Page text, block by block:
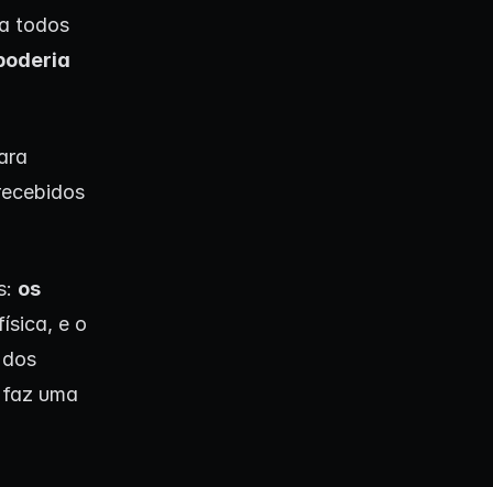
todos
os
e o
uma